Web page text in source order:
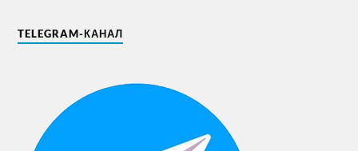
TELEGRAM-КАНАЛ